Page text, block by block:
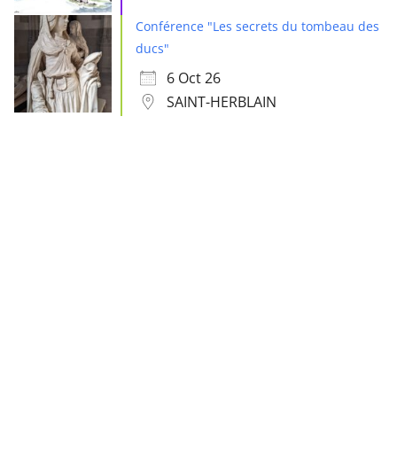
Conférence "Les secrets du tombeau des
ducs"
6 Oct 26
SAINT-HERBLAIN